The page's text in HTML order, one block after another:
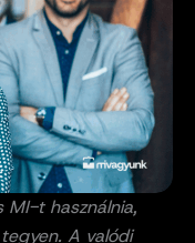
MI-t használnia,
A valódi